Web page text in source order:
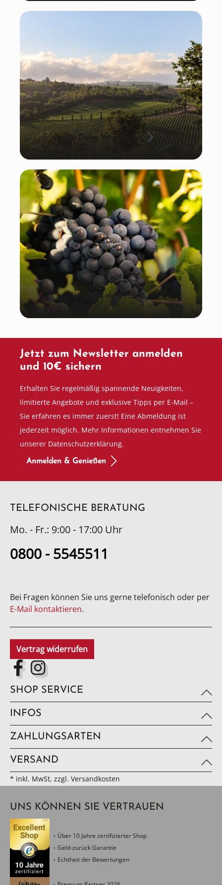
La Dolce Vita: Italien
Wein aus der Pfalz
Jetzt zum Newsletter anmelden
und 10€ sichern
Erhalten Sie regelmäßig spannende Neuigkeiten,
limitierte Angebote und exklusive Tipps per E-Mail –
Sie erfahren es immer zuerst! Eine Abmeldung ist
jederzeit möglich. Mehr Informationen entnehmen Sie
unserer Datenschutzerklärung.
Anmelden & Genießen
TELEFONISCHE BERATUNG
Mo. - Fr.: 9:00 - 17:00 Uhr
0800 - 5545511
Bei Fragen können Sie uns gerne telefonisch oder per
E-Mail kontaktieren.
Vertrag widerrufen
SHOP SERVICE
INFOS
ZAHLUNGSARTEN
VERSAND
* inkl. MwSt, zzgl. Versandkosten
UNS KÖNNEN SIE VERTRAUEN
Über 10 Jahre zertifizierter Shop
Geld-zurück Garantie
Echtheit der Bewertungen